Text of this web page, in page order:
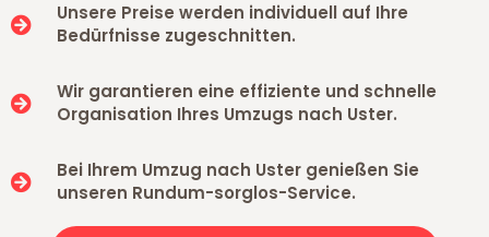
Unsere Preise werden individuell auf Ihre
Bedürfnisse zugeschnitten.
Wir garantieren eine effiziente und schnelle
Organisation Ihres Umzugs nach Uster.
Bei Ihrem Umzug nach Uster genießen Sie
unseren Rundum-sorglos-Service.